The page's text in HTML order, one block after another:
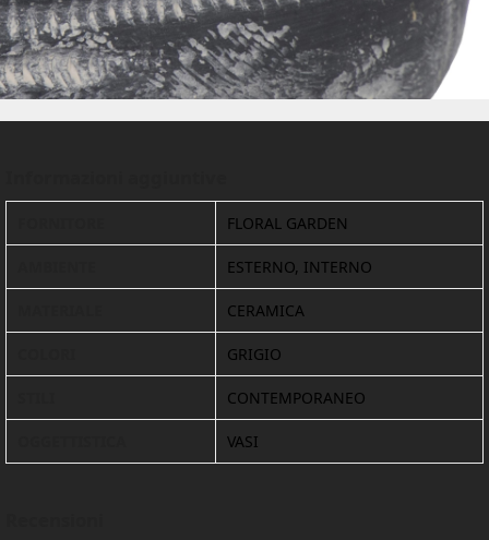
FLORAL GARDEN
ESTERNO, INTERNO
CERAMICA
GRIGIO
CONTEMPORANEO
VASI